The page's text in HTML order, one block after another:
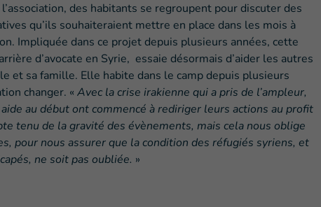
des habitants se regroupent pour discuter des
qu’ils souhaiteraient mettre en place dans les mois à
Impliquée dans ce projet depuis plusieurs années, cette
d’avocate en Syrie, essaie désormais d’aider les autres
et sa famille. Elle habite dans le camp depuis plusieurs
changer. « Avec la crise irakienne qui a pris de l’ampleur,
au début ont commencé à rediriger leurs actions au profit
tenu de la gravité des évènements, mais cela nous oblige
pour nous assurer que la condition des réfugiés syriens, et
ne soit pas oubliée. »